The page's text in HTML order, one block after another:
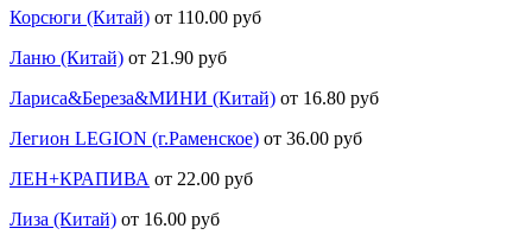
Корсюги (Китай) от 110.00 руб
Ланю (Китай) от 21.90 руб
Лариса&Береза&МИНИ (Китай) от 16.80 руб
Легион LEGION (г.Раменское) от 36.00 руб
ЛЕН+КРАПИВА от 22.00 руб
Лиза (Китай) от 16.00 руб